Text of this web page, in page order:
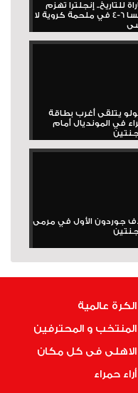
للتاريخ.. إنجلترا تهزم
فرنسا 6-4 في ملحمة كروية لا
يتلقى أغرب بطاقة
في المونديال أمام
جوردون الأول في مرمى
الكرة عالمية
المنتخب و المحترفين
الاهلى فى كل مكان
أراء حمراء